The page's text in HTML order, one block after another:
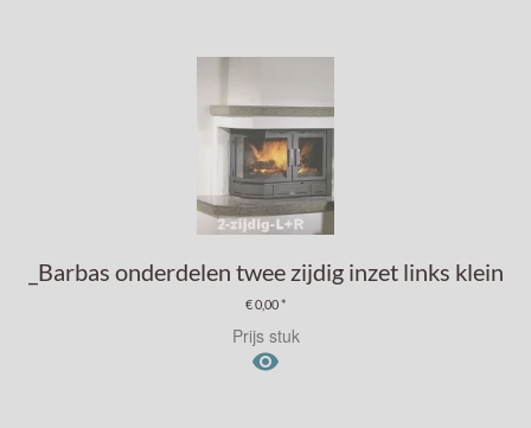
_Barbas onderdelen twee zijdig inzet links klein
€ 0,00 *
Prijs stuk
